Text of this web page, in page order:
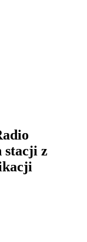
stacji z